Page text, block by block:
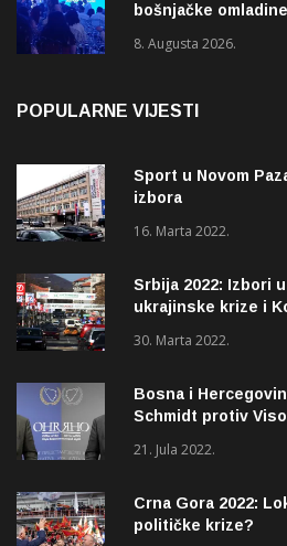
bošnjačke
8. Augusta 2026.
POPULARNE VIJESTI
Sport u Novom
izbora
16. Marta 2022.
Srbija 2022: Izbori
ukrajinske krize i
30. Marta 2022.
Bosna i
Schmidt protiv
21. Jula 2022.
Crna Gora 2022:
političke krize?